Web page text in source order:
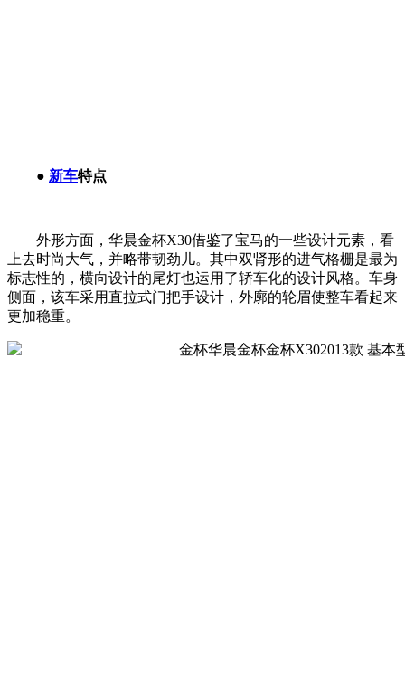
● 新车特点
外形方面，华晨金杯X30借鉴了宝马的一些设计元素，看
上去时尚大气，并略带韧劲儿。其中双肾形的进气格栅是最为
标志性的，横向设计的尾灯也运用了轿车化的设计风格。车身
侧面，该车采用直拉式门把手设计，外廓的轮眉使整车看起来
更加稳重。